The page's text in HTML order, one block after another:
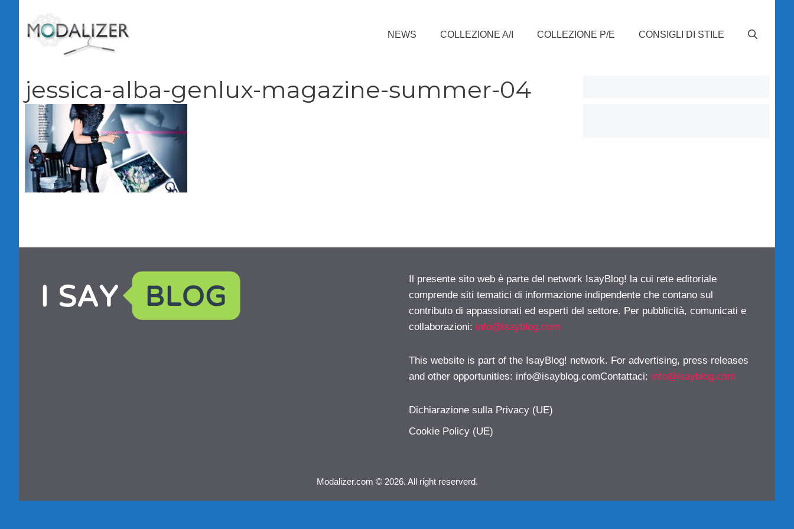
contenuto
NEWS COLLEZIONE A/I COLLEZIONE P/E CONSIGLI DI STILE
jessica-alba-genlux-magazine-summer-04
Il presente sito web è parte del network IsayBlog! la cui rete editoriale
comprende siti tematici di informazione indipendente che contano sul
contributo di appassionati ed esperti del settore. Per pubblicità, comunicati e
collaborazioni: info@isayblog.com
This website is part of the IsayBlog! network. For advertising, press releases
and other opportunities: info@isayblog.comContattaci: info@isayblog.com
Dichiarazione sulla Privacy (UE)
Cookie Policy (UE)
Modalizer.com © 2026. All right reserverd.